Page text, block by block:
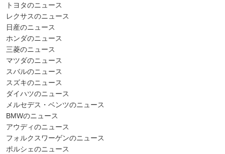
トヨタのニュース
レクサスのニュース
日産のニュース
ホンダのニュース
三菱のニュース
マツダのニュース
スバルのニュース
スズキのニュース
ダイハツのニュース
メルセデス・ベンツのニュース
BMWのニュース
アウディのニュース
フォルクスワーゲンのニュース
ポルシェのニュース